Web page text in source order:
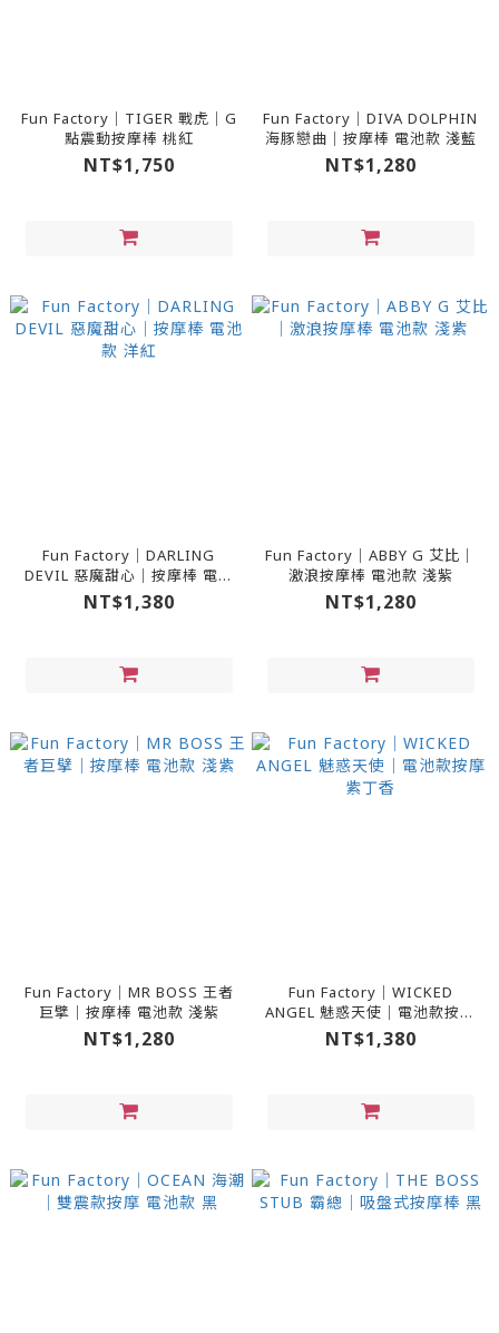
Fun Factory｜TIGER 戰虎｜G
點震動按摩棒 桃紅
NT$1,750
Fun Factory｜DIVA DOLPHIN
海豚戀曲｜按摩棒 電池款 淺藍
NT$1,280
Fun Factory｜DARLING
DEVIL 惡魔甜心｜按摩棒 電池
款 洋紅
NT$1,380
Fun Factory｜ABBY G 艾比｜
激浪按摩棒 電池款 淺紫
NT$1,280
Fun Factory｜MR BOSS 王者
巨擘｜按摩棒 電池款 淺紫
NT$1,280
Fun Factory｜WICKED
ANGEL 魅惑天使｜電池款按摩
紫丁香
NT$1,380